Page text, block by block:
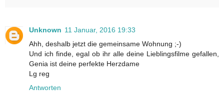
Unknown 11 Januar, 2016 19:33
Ahh, deshalb jetzt die gemeinsame Wohnung ;-)
Und ich finde, egal ob ihr alle deine Lieblingsfilme gefallen,
Genia ist deine perfekte Herzdame
Lg reg
Antworten